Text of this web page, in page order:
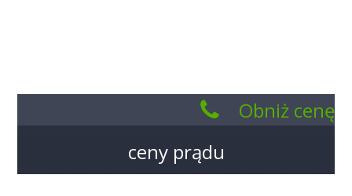
Obniż cenę
801
ceny prądu